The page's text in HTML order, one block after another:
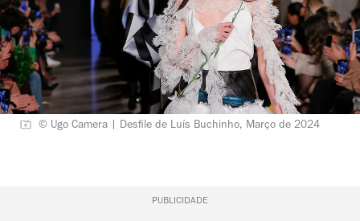
© Ugo Camera | Desfile de Luís Buchinho, Março de 2024
PUBLICIDADE